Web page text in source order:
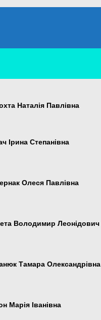
Наталія Павлівна
Ірина Степанівна
Олеся Павлівна
Володимир Леонідович
Тамара Олександрівна
Марія Іванівна